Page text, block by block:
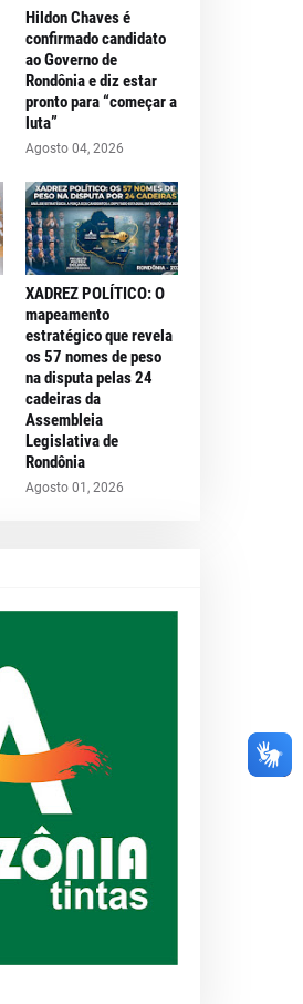
Hildon Chaves é
confirmado candidato
ao Governo de
Rondônia e diz estar
pronto para “começar a
luta”
Agosto 04, 2026
XADREZ POLÍTICO: O
mapeamento
estratégico que revela
os 57 nomes de peso
na disputa pelas 24
cadeiras da
Assembleia
Legislativa de
Rondônia
Agosto 01, 2026